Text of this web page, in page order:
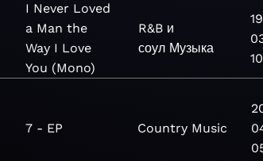
I Never Loved
a Man the
Way I Love
You (Mono)
R&B и
соул Музыка
10
7 - EP Country Music